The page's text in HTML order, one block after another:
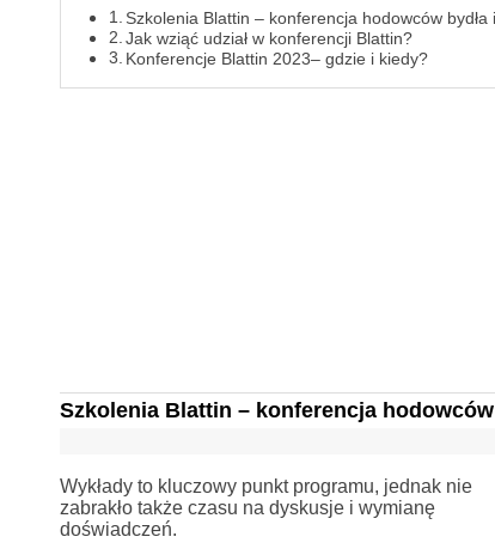
Szkolenia Blattin – konferencja hodowców
Jak wziąć udział w konferencji Blattin?
Konferencje Blattin 2023– gdzie i kiedy?
Szkolenia Blattin – konferencja
Wykłady to kluczowy punkt programu, jednak nie
zabrakło także czasu na dyskusje i wymianę
doświadczeń.